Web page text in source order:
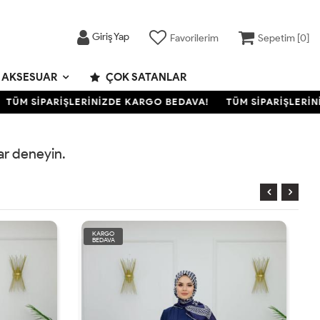
Giriş Yap Favorilerim Sepetim [0]
AKSESUAR ÇOK SATANLAR
TÜM SİPARİŞLERİNİZDE KARGO BEDAVA! TÜM
deneyin.
KARGO
BEDAVA